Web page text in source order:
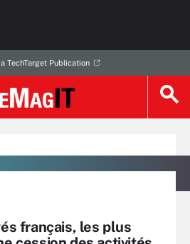
TechTarget Publication
français, les plus